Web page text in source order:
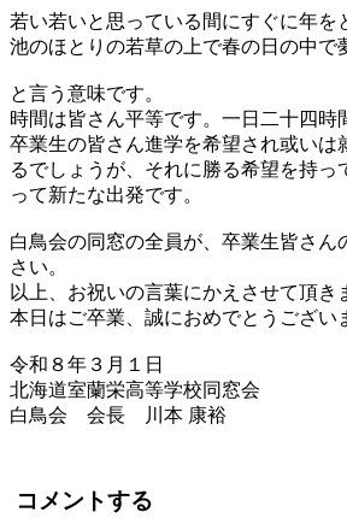
若い若いと思っている間にすぐに年を
池のほとりの若草の上で春の日の中で
と言う意味です。
時間は皆さん平等です。一日二十四時
卒業生の皆さん進学を希望され或い
るでしょうが、それに勝る希望を持
って新たな出発です。
白鳥会の同窓の全員が、卒業生皆さ
さい。
以上、お祝いの言葉にかえさせて頂き
本日はご卒業、誠におめでとうござい
令和８年３月１日
北海道室蘭栄高等学校同窓会
白鳥会　会長　川本 康裕
コメントする